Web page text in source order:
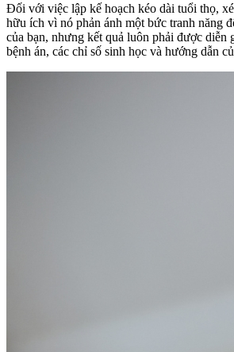
Đối với việc lập kế hoạch kéo dài tuổi thọ,
hữu ích vì nó phản ánh một bức tranh năng
của bạn, nhưng kết quả luôn phải được diễn
bệnh án, các chỉ số sinh học và hướng dẫn